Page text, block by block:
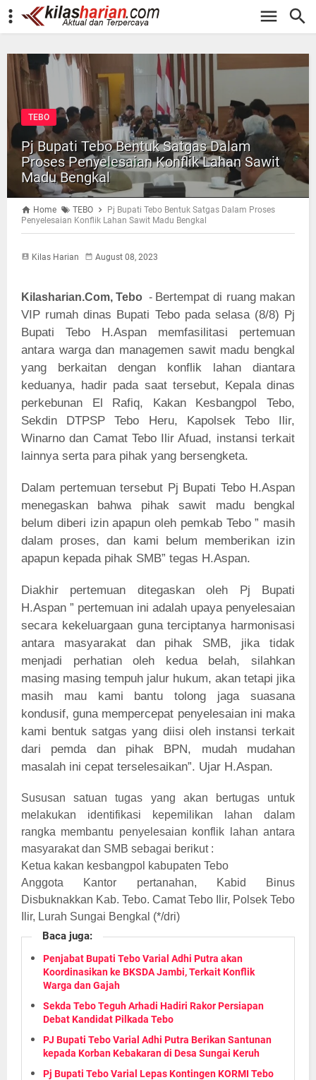
-->
TEBO
Pj Bupati Tebo Bentuk Satgas Dalam
Proses Penyelesaian Konflik Lahan Sawit
Madu Bengkal
Home TEBO
Pj Bupati Tebo Bentuk Satgas Dalam Proses
Penyelesaian Konflik Lahan Sawit Madu Bengkal
Kilas Harian August 08, 2023
Kilasharian.Com, Tebo - Bertempat di ruang makan
VIP rumah dinas Bupati Tebo pada selasa (8/8) Pj
Bupati Tebo H.Aspan memfasilitasi pertemuan
antara warga dan managemen sawit madu bengkal
yang berkaitan dengan konflik lahan diantara
keduanya, hadir pada saat tersebut, Kepala dinas
perkebunan El Rafiq, Kakan Kesbangpol Tebo,
Sekdin DTPSP Tebo Heru, Kapolsek Tebo Ilir,
Winarno dan Camat Tebo Ilir Afuad, instansi terkait
lainnya serta para pihak yang bersengketa.
Dalam pertemuan tersebut Pj Bupati Tebo H.Aspan
menegaskan bahwa pihak sawit madu bengkal
belum diberi izin apapun oleh pemkab Tebo ” masih
dalam proses, dan kami belum memberikan izin
apapun kepada pihak SMB” tegas H.Aspan.
Diakhir pertemuan ditegaskan oleh Pj Bupati
H.Aspan ” pertemuan ini adalah upaya penyelesaian
secara kekeluargaan guna terciptanya harmonisasi
antara masyarakat dan pihak SMB, jika tidak
menjadi perhatian oleh kedua belah, silahkan
masing masing tempuh jalur hukum, akan tetapi jika
masih mau kami bantu tolong jaga suasana
kondusif, guna mempercepat penyelesaian ini maka
kami bentuk satgas yang diisi oleh instansi terkait
dari pemda dan pihak BPN, mudah mudahan
masalah ini cepat terselesaikan”. Ujar H.Aspan.
Sususan satuan tugas yang akan bertugas untuk
melakukan identifikasi kepemilikan lahan dalam
rangka membantu penyelesaian konflik lahan antara
masyarakat dan SMB sebagai berikut :
Ketua kakan kesbangpol kabupaten Tebo
Anggota Kantor pertanahan, Kabid Binus
Disbuknakkan Kab. Tebo. Camat Tebo Ilir, Polsek Tebo
Ilir, Lurah Sungai Bengkal (*/dri)
Baca juga:
Penjabat Bupati Tebo Varial Adhi Putra akan
Koordinasikan ke BKSDA Jambi, Terkait Konflik
Warga dan Gajah
Sekda Tebo Teguh Arhadi Hadiri Rakor Persiapan
Debat Kandidat Pilkada Tebo
PJ Bupati Tebo Varial Adhi Putra Berikan Santunan
kepada Korban Kebakaran di Desa Sungai Keruh
Pj Bupati Tebo Varial Lepas Kontingen KORMI Tebo